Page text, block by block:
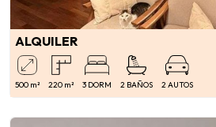
ALQUILER
500 m² 220 m² 3 DORM 2 BAÑOS 2 AUTOS